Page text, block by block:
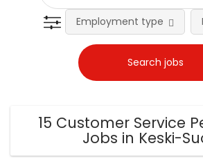
Employment type
15 Customer Service
Jobs in Keski-